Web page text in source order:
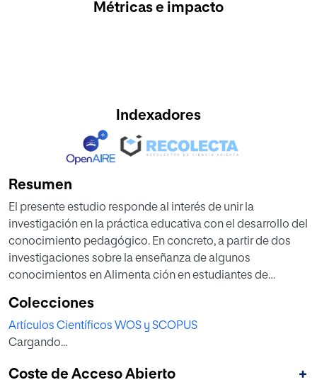
Métricas e impacto
Indexadores
Resumen
El presente estudio responde al interés de unir la
investigación en la práctica educativa con el desarrollo del
conocimiento pedagógico. En concreto, a partir de dos
investigaciones sobre la enseñanza de algunos
conocimientos en Alimenta ción en estudiantes de
concepciones que pueden constituir una guía de
contenidos educativos para trabajar las orientaciones de
selección de dieta en la Educación de la Alimentación.
Colecciones
Artículos Científicos WOS y SCOPUS
Cargando...
Coste de Acceso Abierto +